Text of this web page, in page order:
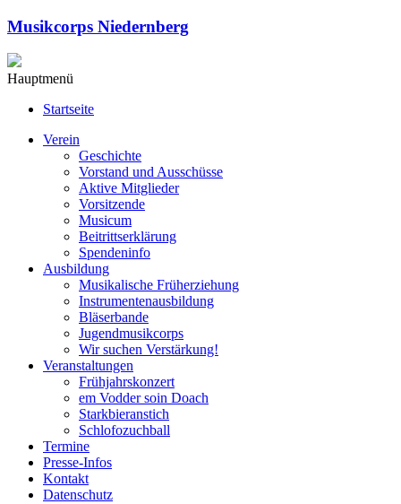
Musikcorps Niedernberg
Hauptmenü
Startseite
Verein
Geschichte
Vorstand und Ausschüsse
Aktive Mitglieder
Vorsitzende
Musicum
Beitrittserklärung
Spendeninfo
Ausbildung
Musikalische Früherziehung
Instrumentenausbildung
Bläserbande
Jugendmusikcorps
Wir suchen Verstärkung!
Veranstaltungen
Frühjahrskonzert
em Vodder soin Doach
Starkbieranstich
Schlofozuchball
Termine
Presse-Infos
Kontakt
Datenschutz